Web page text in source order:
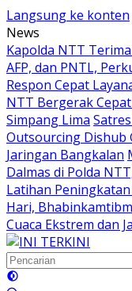
Langsung ke konten
News
Kapolda NTT
AFP, dan PNTL,
Respon Cepat
NTT Bergerak
Simpang Lima
Outsourcing Dishub
Jaringan Bangkalan
Dalmas di Polda
Latihan
Hari,
Cuaca Ekstrem dan